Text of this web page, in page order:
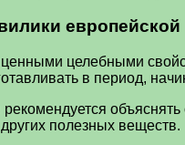
европейской
целебными
в период,
полезных веществ.